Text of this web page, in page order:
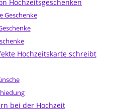
Hochzeitsgeschenken
Geschenke
Hochzeitskarte schreibt
bei der Hochzeit